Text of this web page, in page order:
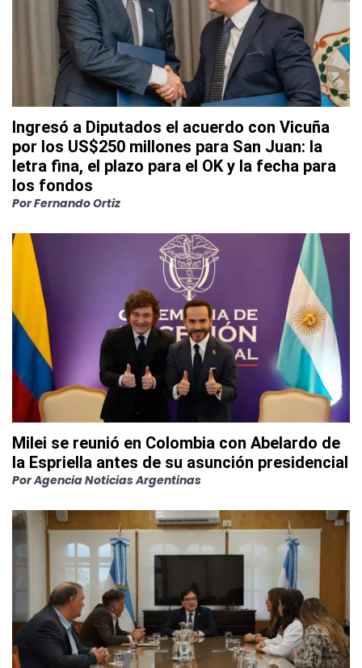
Ingresó a Diputados el acuerdo con Vicuña
por los US$250 millones para San Juan: la
letra fina, el plazo para el OK y la fecha para
los fondos
PorFernando Ortiz
Milei se reunió en Colombia con Abelardo de
la Espriella antes de su asunción presidencial
PorAgencia Noticias Argentinas